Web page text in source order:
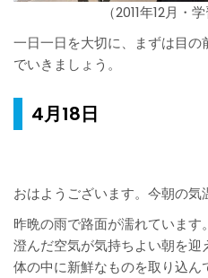
（2011年12月・
一日一日を大切に、まずは目
でいきましょう。
4月18日
おはようございます。今朝の
昨晩の雨で路面が濡れています
澄んだ空気が気持ちよい朝を
体の中に新鮮なものを取り込